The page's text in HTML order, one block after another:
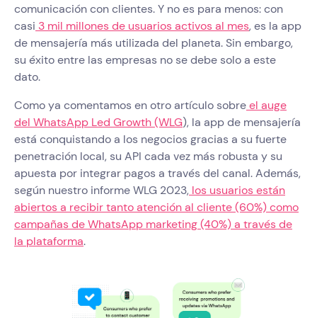
comunicación con clientes. Y no es para menos: con
casi 3 mil millones de usuarios activos al mes, es la app
de mensajería más utilizada del planeta. Sin embargo,
su éxito entre las empresas no se debe solo a este
dato.
Como ya comentamos en otro artículo sobreel auge
del WhatsApp Led Growth (WLG), la app de mensajería
está conquistando a los negocios gracias a su fuerte
penetración local, su API cada vez más robusta y su
apuesta por integrar pagos a través del canal. Además,
según nuestro informe WLG 2023, los usuarios están
abiertos a recibir tanto atención al cliente (60%) como
campañas de WhatsApp marketing (40%) a través de
la plataforma.